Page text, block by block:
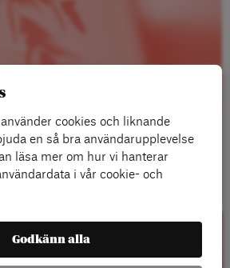
cookies och liknande
en så bra användarupplevelse
läsa mer om hur vi hanterar
i vår cookie- och
Godkänn alla